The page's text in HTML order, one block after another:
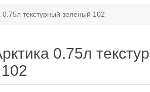
0.75л текстурный зеленый 102
0.75л